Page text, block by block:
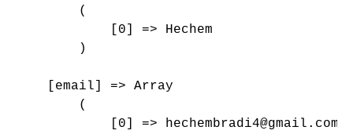
        (
            [0] => Hechem
        )
    [email] => Array
        (
            [0] => hechembradi4@gmail.com